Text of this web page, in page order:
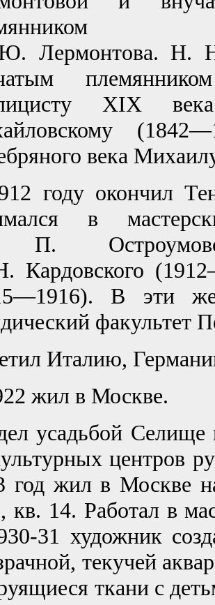
Лермонтова. Н. Н.
XIX
века
году окончил
в
Кардовского
В эти
факультет
Италию,
жил в Москве.
усадьбой
центров
год жил в Москве
кв. 14. Работал в
31 художник
текучей
ткани с